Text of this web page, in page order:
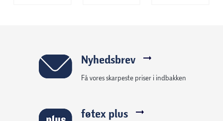
Nyhedsbrev
Få vores skarpeste priser i indbakken
føtex plus